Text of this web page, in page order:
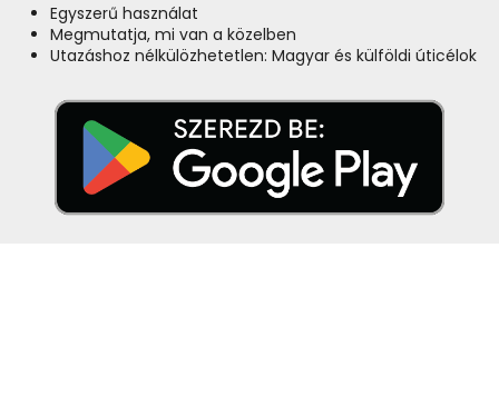
Egyszerű használat
Megmutatja, mi van a közelben
Utazáshoz nélkülözhetetlen: Magyar és külföldi úticélok